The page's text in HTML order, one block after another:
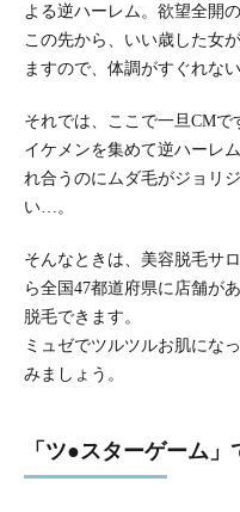
よる逆ハーレム。欲望全開
この先から、いい歳した女
ますので、体調がすぐれな
それでは、ここで一旦CMで
イケメンを集めて逆ハーレ
れ合うのにムダ毛がジョリ
い…。
そんなときは、美容脱毛サ
ら全国47都道府県に店舗が
脱毛できます。
ミュゼでツルツルお肌にな
みましょう。
「ツ●スターゲーム」